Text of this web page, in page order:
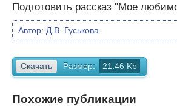
Подготовить рассказ "Мое
Автор: Д.В. Гуськова
Скачать Размер: 21.46 Kb
Похожие публикации